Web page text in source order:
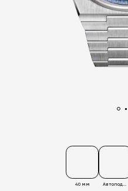
40 мм Автоподзавод